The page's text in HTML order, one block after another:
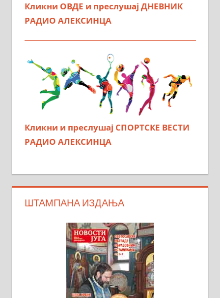
Кликни ОВДЕ и преслушај ДНЕВНИК
РАДИО АЛЕКСИНЦА
Кликни и преслушај СПОРТСКЕ ВЕСТИ
РАДИО АЛЕКСИНЦА
ШТАМПАНА ИЗДАЊА